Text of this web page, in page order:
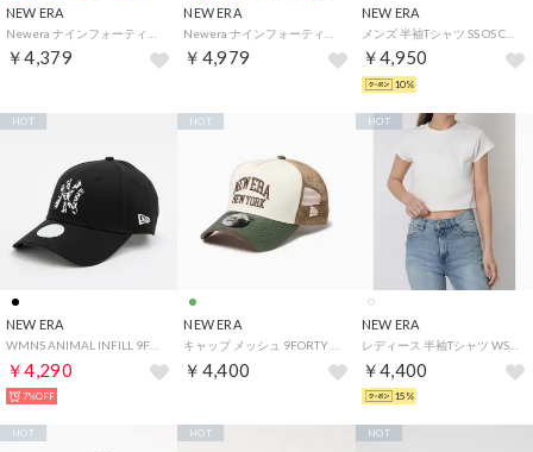
NEW ERA
￥4,379
NEW ERA
￥4,979
NEW ERA
メンズ 半袖Tシャツ SS OS CT TEE TAGGING BLK 261 14856667 （ブラック）
￥4,950
10%
NEW ERA
￥4,290
HOT
7%OFF
NEW ERA
￥4,400
HOT
NEW ERA
レディース 半袖Tシャツ WS SS RIB BABY TEE WHI 14857953 （ホワイト）
￥4,400
HOT
15%
HOT HOT HOT